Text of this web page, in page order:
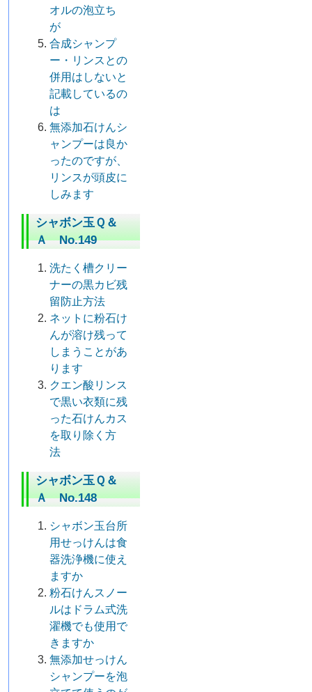
オルの泡立ち
が
合成シャンプ
ー・リンスとの
併用はしないと
記載しているの
は
無添加石けんシ
ャンプーは良か
ったのですが、
リンスが頭皮に
しみます
シャボン玉Ｑ＆
Ａ No.149
洗たく槽クリー
ナーの黒カビ残
留防止方法
ネットに粉石け
んが溶け残って
しまうことがあ
ります
クエン酸リンス
で黒い衣類に残
った石けんカス
を取り除く方
法
シャボン玉Ｑ＆
Ａ No.148
シャボン玉台所
用せっけんは食
器洗浄機に使え
ますか
粉石けんスノー
ルはドラム式洗
濯機でも使用で
きますか
無添加せっけん
シャンプーを泡